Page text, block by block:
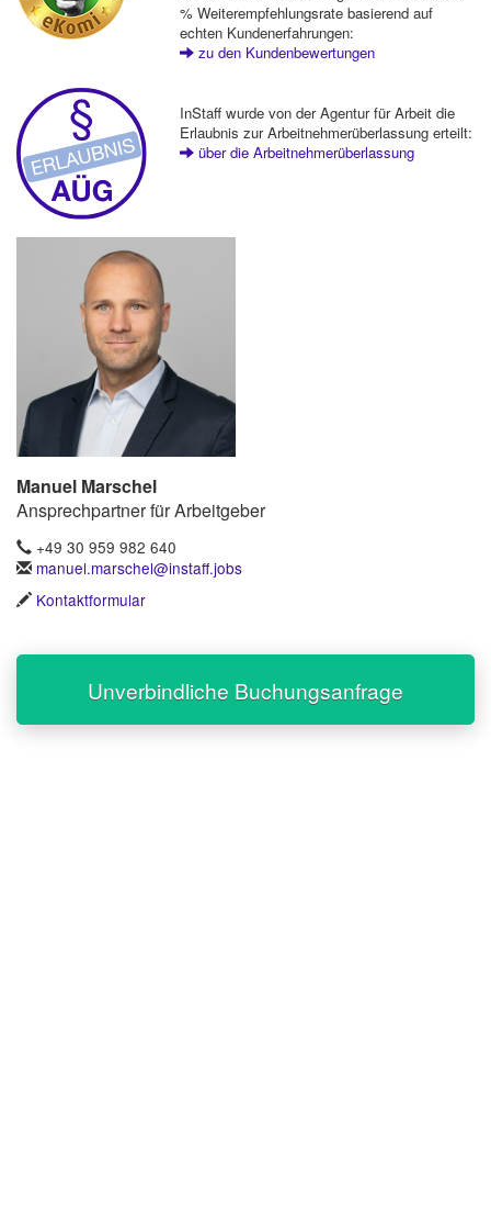
% Weiterempfehlungsrate basierend auf
echten Kundenerfahrungen:
zu den Kundenbewertungen
InStaff wurde von der Agentur für Arbeit die
Erlaubnis zur Arbeitnehmerüberlassung erteilt:
über die Arbeitnehmerüberlassung
Manuel Marschel
Ansprechpartner für Arbeitgeber
+49 30 959 982 640
manuel.marschel@instaff.jobs
Kontaktformular
Unverbindliche Buchungsanfrage